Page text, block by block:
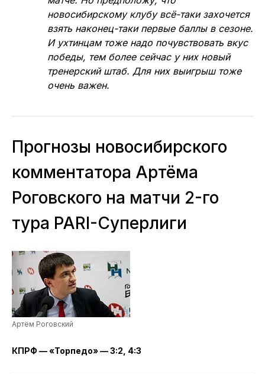
«Сибиряку» было сложно вкатываться,
особенно в тот игровой режим, который
навязали действующие чемпионы страны.
Особенно это прослеживалось в первом
матче. Но предположу, что
победы, тем более сейчас у них новый
тренерский штаб. Для них выигрыш тоже
очень важен.
Прогнозы новосибирского
комментатора Артёма
Роговского на матчи 2-го
тура PARI-Суперлиги